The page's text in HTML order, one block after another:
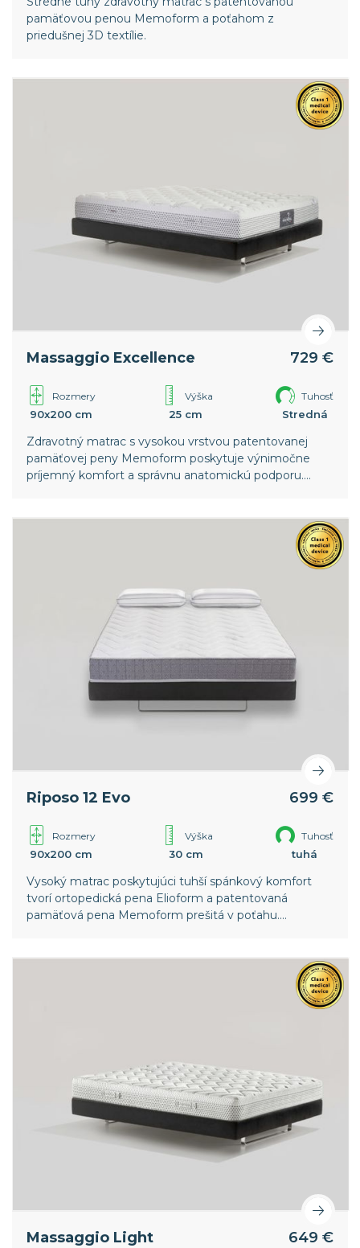
pamäťovou penou Memoform a poťahom z
priedušnej 3D textílie.
Massaggio Excellence 729 €
Rozmery
90x200 cm
Výška
25 cm
Tuhosť
Stredná
Zdravotný matrac s vysokou vrstvou patentovanej
pamäťovej peny Memoform poskytuje výnimočne
príjemný komfort a správnu anatomickú podporu.
Riposo 12 Evo 699 €
Rozmery
90x200 cm
Výška
30 cm
Tuhosť
tuhá
Vysoký matrac poskytujúci tuhší spánkový komfort
tvorí ortopedická pena Elioform a patentovaná
pamäťová pena Memoform prešitá v poťahu.
Massaggio Light 649 €